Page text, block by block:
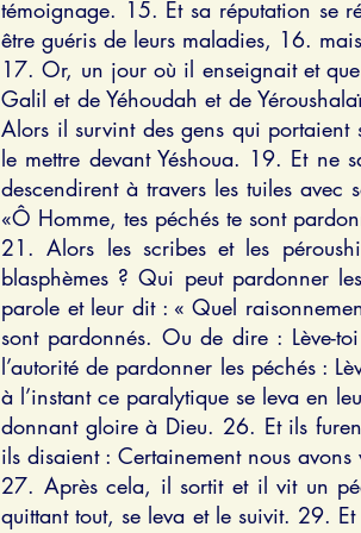
témoignage. 15. Et sa réputation se
être guéris de leurs maladies, 16.
17. Or, un jour où il enseignait et
Galil et de Yéhoudah et de
Alors il survint des gens qui
le mettre devant Yéshoua. 19. Et ne
descendirent à travers les tuiles
«Ô Homme, tes péchés te sont
21. Alors les scribes et les
blasphèmes ? Qui peut pardonner
parole et leur dit : « Quel
sont pardonnés. Ou de dire : Lève-
l’autorité de pardonner les péchés :
à l’instant ce paralytique se leva en
donnant gloire à Dieu. 26. Et ils
ils disaient : Certainement nous avons
27. Après cela, il sortit et il vit un
quittant tout, se leva et le suivit. 29.